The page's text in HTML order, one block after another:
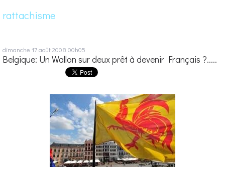
rattachisme
dimanche 17août 2008 00h05
Belgique: Un Wallon sur deux prêt à devenir Français ?.....